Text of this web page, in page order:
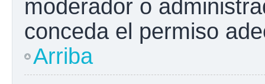
moderador o
conceda el permiso
Arriba